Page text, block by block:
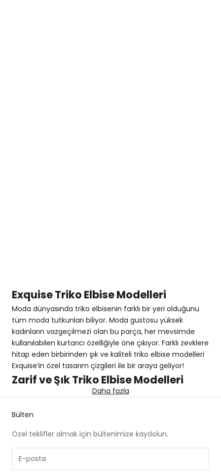
Exquise Triko Elbise Modelleri
Moda dünyasında triko elbisenin farklı bir yeri olduğunu
tüm moda tutkunları biliyor. Moda gustosu yüksek
kadınların vazgeçilmezi olan bu parça, her mevsimde
kullanılabilen kurtarıcı özelliğiyle öne çıkıyor. Farklı zevklere
hitap eden birbirinden şık ve kaliteli triko elbise modelleri
Exquise’in özel tasarım çizgileri ile bir araya geliyor!
Zarif ve Şık Triko Elbise Modelleri
Triko elbiseler günlük hayatta ve özel günlerde yumuşak
elbiseler
yaşamda zahmetsiz şıklığın anahtar parçalarından biri
triko elbise çeşitleridir. Kolay kombinlenebilir bu parçalarla
rahatlığınızdan ödün vermeden şık görünümünüzü
yükseltebilirsiniz. Spor modellerden şık tasarımlara kadar
Daha fazla
Bülten
Özel teklifler almak için bültenimize kaydolun.